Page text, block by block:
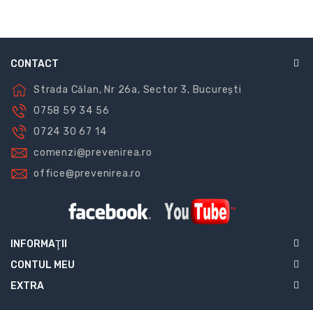
CONTACT
Strada Călan, Nr 26a, Sector 3, București
0758 59 34 56
0724 30 67 14
comenzi@prevenirea.ro
office@prevenirea.ro
INFORMAŢII
CONTUL MEU
EXTRA